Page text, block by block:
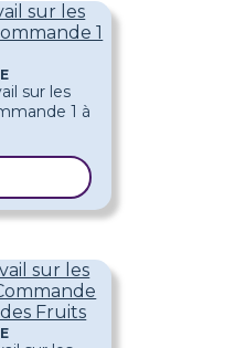
sur les
1
sur les
Fruits